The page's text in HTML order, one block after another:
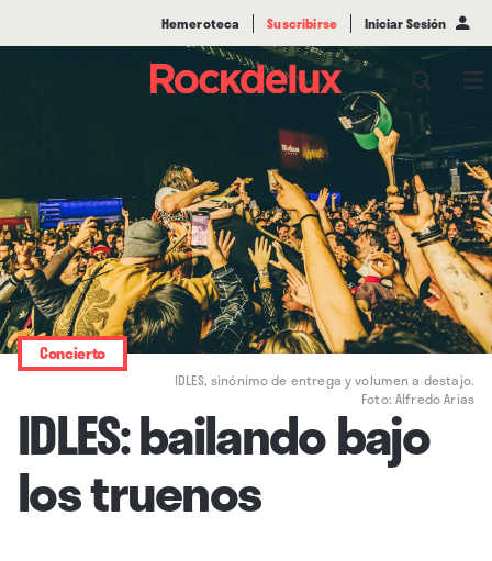
Hemeroteca Suscribirse Iniciar Sesión
IDLES, sinónimo de entrega y volumen a destajo.
Foto: Alfredo Arias
Concierto
IDLES: bailando bajo
los truenos